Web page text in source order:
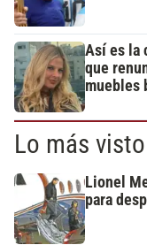
Así es la
que
muebles
Lo más
Lionel
para